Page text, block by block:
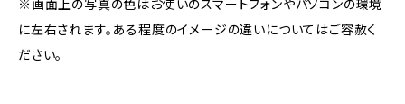
※画面上の写真の色はお使いのスマートフォンやパソコンの環境
に左右されます。ある程度のイメージの違いについてはご容赦く
ださい。